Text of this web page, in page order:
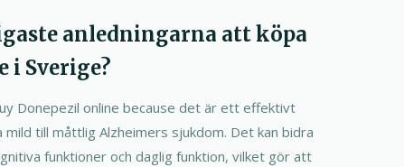
anledningarna att köpa
i Sverige?
Donepezil online because det är ett effektivt
till måttlig Alzheimers sjukdom. Det kan bidra
funktioner och daglig funktion, vilket gör att